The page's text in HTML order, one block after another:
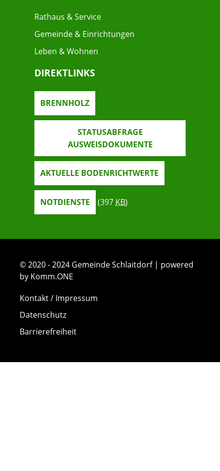
Rathaus & Service
Gemeinde & Einrichtungen
Leben & Wohnen
DIREKTLINKS
BRENNHOLZ
STATUSABFRAGE
AUSWEISDOKUMENTE
AKTUELLE BODENRICHTWERTE
NOTDIENSTE (397 KB)
© 2020 - 2024 Gemeinde Schlaitdorf | powered
by Komm.ONE
Kontakt / Impressum
Datenschutz
Barrierefreiheit